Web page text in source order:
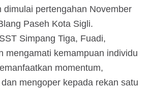
dimulai pertengahan November
Paseh Kota Sigli.
Simpang Tiga, Fuadi,
mengamati kemampuan individu
momentum,
mengoper kepada rekan satu